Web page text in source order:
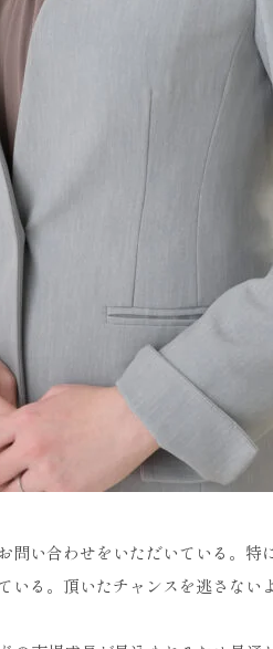
問い合わせをいただいている。
いる。頂いたチャンスを逃さな